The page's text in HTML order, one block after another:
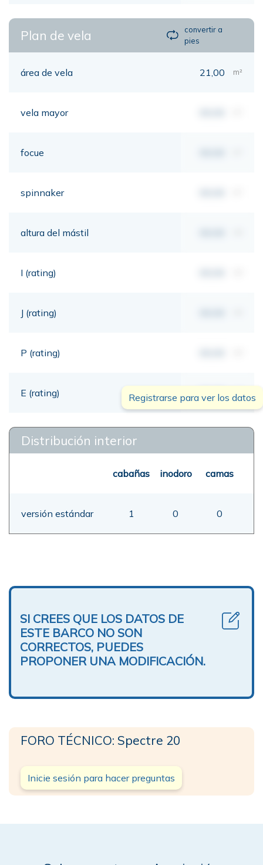
Plan de vela
convertir a
pies
área de vela 21,00 m²
vela mayor
focue
spinnaker
altura del mástil
I (rating)
J (rating)
P (rating)
E (rating) 00,00 mt
Registrarse para ver los datos
Distribución interior
cabañas inodoro camas
versión estándar 1 0 0
SI CREES QUE LOS DATOS DE
ESTE BARCO NO SON
CORRECTOS, PUEDES
PROPONER UNA MODIFICACIÓN.
FORO TÉCNICO: Spectre 20
Inicie sesión para hacer preguntas